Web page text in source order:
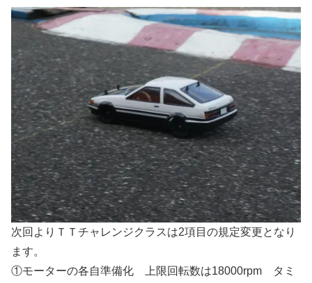
次回よりＴＴチャレンジクラスは2項目の規定変更となり
ます。
①モーターの各自準備化 上限回転数は18000rpm タミ